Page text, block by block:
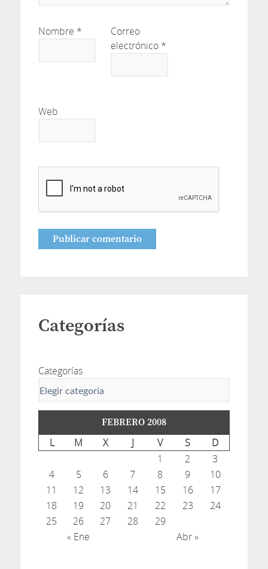
Nombre *
Correo
electrónico *
Web
Categorías
Categorías
FEBRERO 2008
L M X J V S D
« Ene Abr »
1 2
3
4
5 6 7 8 9
10
11
12 13 14 15 16
17
18
19 20 21 22 23
24
25
26 27 28 29